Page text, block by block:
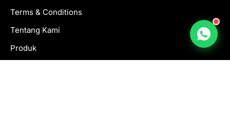
Terms & Conditions
Tentang Kami
Produk